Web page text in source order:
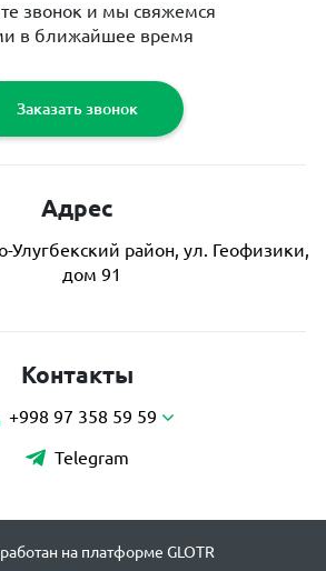
звонок и мы свяжемся
в ближайшее время
Заказать звонок
Адрес
Улугбекский район, ул. Геофизики,
дом 91
Контакты
+998 97 358 59 59
Telegram
на платформе GLOTR